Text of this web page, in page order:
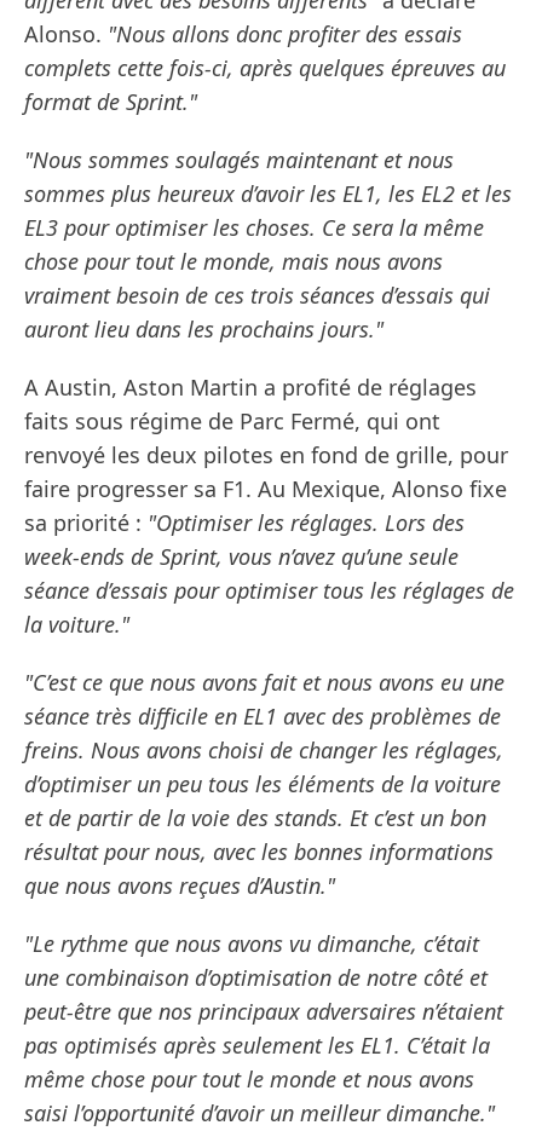
Alonso. "Nous allons donc profiter des essais
complets cette fois-ci, après quelques épreuves au
format de Sprint."
"Nous sommes soulagés maintenant et nous
sommes plus heureux d’avoir les EL1, les EL2 et les
EL3 pour optimiser les choses. Ce sera la même
chose pour tout le monde, mais nous avons
vraiment besoin de ces trois séances d’essais qui
auront lieu dans les prochains jours."
A Austin, Aston Martin a profité de réglages
faits sous régime de Parc Fermé, qui ont
renvoyé les deux pilotes en fond de grille, pour
faire progresser sa F1. Au Mexique, Alonso fixe
sa priorité : "Optimiser les réglages. Lors des
week-ends de Sprint, vous n’avez qu’une seule
séance d’essais pour optimiser tous les réglages de
la voiture."
"C’est ce que nous avons fait et nous avons eu une
séance très difficile en EL1 avec des problèmes de
freins. Nous avons choisi de changer les réglages,
d’optimiser un peu tous les éléments de la voiture
et de partir de la voie des stands. Et c’est un bon
résultat pour nous, avec les bonnes informations
que nous avons reçues d’Austin."
"Le rythme que nous avons vu dimanche, c’était
une combinaison d’optimisation de notre côté et
peut-être que nos principaux adversaires n’étaient
pas optimisés après seulement les EL1. C’était la
même chose pour tout le monde et nous avons
saisi l’opportunité d’avoir un meilleur dimanche."